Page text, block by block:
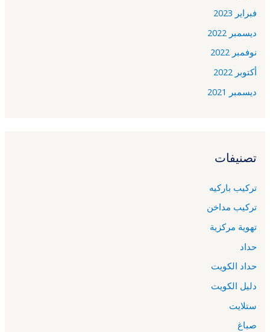
فبراير 2023
ديسمبر 2022
نوفمبر 2022
أكتوبر 2022
ديسمبر 2021
تصنيفات
تركيب باركيه
تركيب مداخن
تهوية مركزية
حداد
حداد الكويت
دليل الكويت
ستلايت
صباغ